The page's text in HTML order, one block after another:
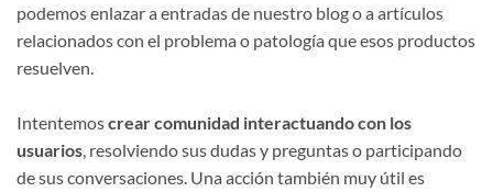
podemos enlazar a entradas de nuestro blog o a artículos
relacionados con el problema o patología que esos productos
resuelven.
Intentemoscrear comunidad interactuando con los
usuarios, resolviendo sus dudas y preguntas o participando
de sus conversaciones. Una acción también muy útil es